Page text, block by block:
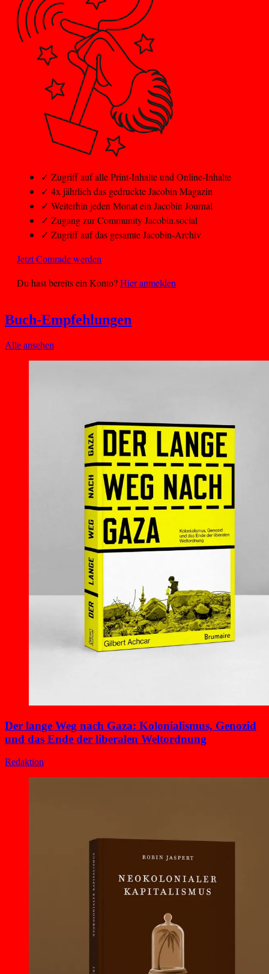
✓ Zugriff auf alle Print-Inhalte und Online-Inhalte
✓ 4x jährlich das gedruckte Jacobin Magazin
✓ Weiterhin jeden Monat ein Jacobin Journal
✓ Zugang zur Community Jacobin.social
✓ Zugriff auf das gesamte Jacobin-Archiv
Jetzt Comrade werden
Du hast bereits ein Konto?Hier anmelden
Buch-Empfehlungen
Alle ansehen
Der lange Weg nach Gaza: Kolonialismus, Genozid
und das Ende der liberalen Weltordnung
Redaktion